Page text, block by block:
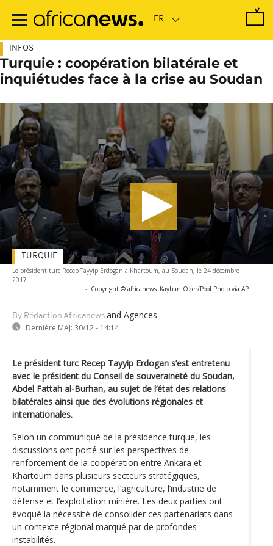
contenu
INFOS
Turquie : coopération bilatérale et
inquiétudes face à la crise au Soudan
Le président turc Recep Tayyip Erdogan à Khartoum, au Soudan, le 24 décembre
2017
- Copyright © africanews Kayhan Ozer/Pool Photo via AP
By Rédaction Africanews and Agences
Dernière MAJ: 30/12 - 14:14
TURQUIE
Le président turc Recep Tayyip Erdogan s’est entretenu
avec le président du Conseil de souveraineté du Soudan,
Abdel Fattah al-Burhan, au sujet de l’état des relations
bilatérales ainsi que des évolutions régionales et
internationales.
Selon un communiqué de la présidence turque, les
discussions ont porté sur les perspectives de
renforcement de la coopération entre Ankara et
Khartoum dans plusieurs secteurs stratégiques,
notamment le commerce, l’agriculture, l’industrie de
défense et l’exploitation minière. Les deux parties ont
évoqué la nécessité de consolider ces partenariats dans
un contexte régional marqué par de profondes
instabilités.